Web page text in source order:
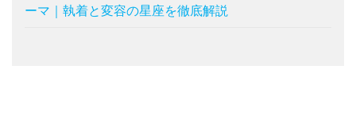
ーマ｜執着と変容の星座を徹底解説